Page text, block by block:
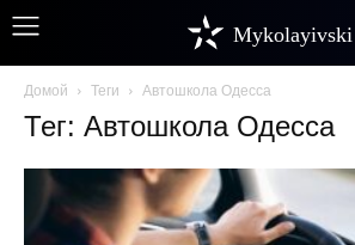
Mykolayivski
Домой Теги Автошкола Одесса
Тег: Автошкола Одесса